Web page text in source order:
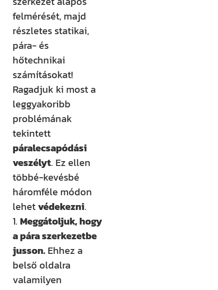
felmérését, majd
részletes statikai,
pára- és
hőtechnikai
számításokat!
Ragadjuk ki most a
leggyakoribb
problémának
tekintett
páralecsapódási
veszélyt. Ez ellen
többé-kevésbé
háromféle módon
lehetvédekezni.
1. Meggátoljuk, hogy
a pára szerkezetbe
jusson. Ehhez a
belső oldalra
valamilyen